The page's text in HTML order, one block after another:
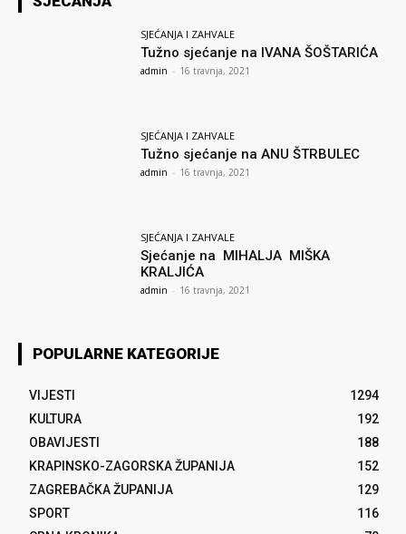
SJEĆANJA I ZAHVALE
Tužno sjećanje na IVANA ŠOŠTARIĆA
admin - 16 travnja, 2021
SJEĆANJA I ZAHVALE
Tužno sjećanje na ANU ŠTRBULEC
admin - 16 travnja, 2021
SJEĆANJA I ZAHVALE
Sjećanje na MIHALJA MIŠKA
KRALJIĆA
admin - 16 travnja, 2021
POPULARNE KATEGORIJE
VIJESTI
1294
KULTURA
192
OBAVIJESTI
188
KRAPINSKO-ZAGORSKA ŽUPANIJA
152
ZAGREBAČKA ŽUPANIJA
129
SPORT
116